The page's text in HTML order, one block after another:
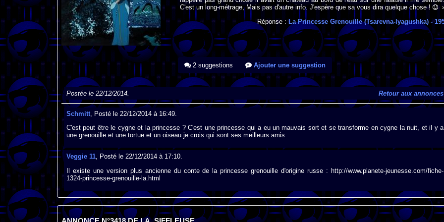
C'est un long-métrage, Mais pas d'autre info. J'espère que sa vous dira quelque chose !
Réponse : La Princesse Grenouille (Tsarevna-lyagushka)-
2 suggestions Ajouter une suggestion
Postée le 22/12/2014. Retour aux annonces
Schmitt, Posté le 22/12/2014 à 16:49.
C'est peut être le cygne et la princesse ? C'est une princesse qui a eu un mauvais sort et se transforme en cygne la nuit, et il y a
une grenouille et une tortue et un oiseau je crois qui sont ses meilleurs amis
Veggie 11, Posté le 22/12/2014 à 17:10.
Il existe une version plus ancienne du conte de la princesse grenouille d'origine russe : http://www.planete-jeunesse.com/fiche-
1324-princesse-grenouille-la.html